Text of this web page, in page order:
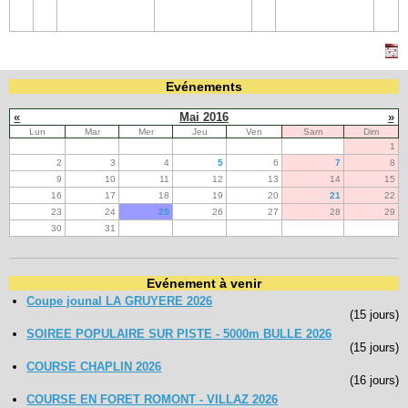
Evénements
« Mai 2016 »
Lun Mar Mer Jeu Ven Sam
Dim
1
2
3 4 5 6 7
8
9
10 11 12 13 14
15
16
17 18 19 20 21
22
23
24 25 26 27 28
29
30
31
Evénement à venir
Coupe jounal LA GRUYERE 2026
(15 jours)
SOIREE POPULAIRE SUR PISTE - 5000m BULLE 2026
(15 jours)
COURSE CHAPLIN 2026
(16 jours)
COURSE EN FORET ROMONT - VILLAZ 2026